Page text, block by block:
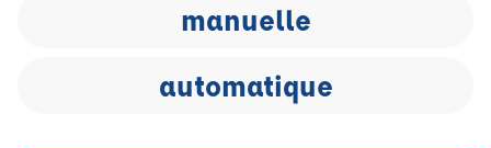
manuelle
automatique